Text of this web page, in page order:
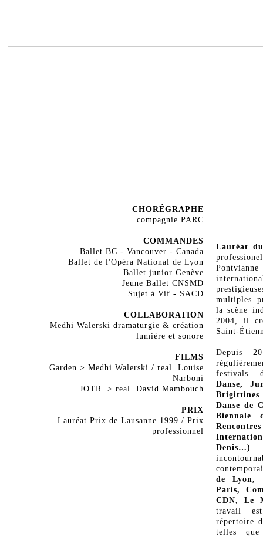
CHORÉGRAPHE
compagnie PARC
COMMANDES
Ballet BC - Vancouver - Canada
Ballet de l'Opéra National de Lyon
Ballet junior Genève
Jeune Ballet CNSMD
Sujet à Vif - SACD
COLLABORATION
Medhi Walerski dramaturgie & création
lumière et sonore
FILMS
Garden > Medhi Walerski / real. Louise
Narboni
JOTR > real. David Mambouch
PRIX
Lauréat Prix de Lausanne 1999 / Prix
professionnel
Lauréat
multiples
la scène
2004, il
Saint-
Depuis
Danse,
Brigittines
Danse de
Biennale
Denis…)
de Lyon,
Paris,
CDN, Le
travail
répertoire
telles